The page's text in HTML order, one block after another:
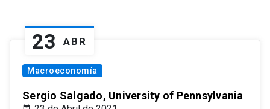
23 ABR
Macroeconomía
Sergio Salgado, University of Pennsylvania